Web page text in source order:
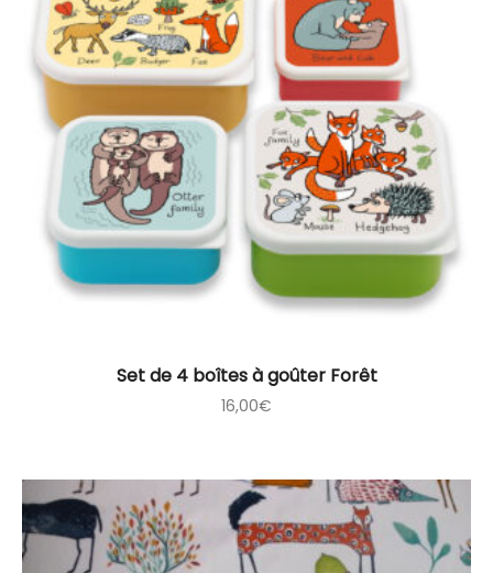
Set de 4 boîtes à goûter Forêt
16,00€